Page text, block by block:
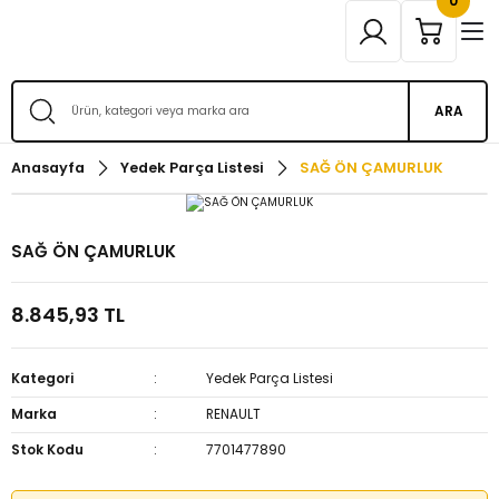
ARA
Anasayfa Yedek Parça Listesi SAĞ ÖN ÇAMURLUK
SAĞ ÖN ÇAMURLUK
8.845,93 TL
Kategori
Yedek Parça Listesi
Marka
RENAULT
Stok Kodu
7701477890